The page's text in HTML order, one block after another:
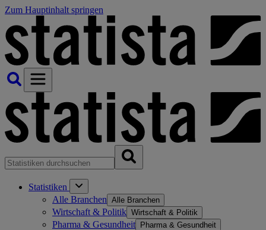
Zum Hauptinhalt springen
Statistiken
Alle Branchen Alle Branchen
Wirtschaft & Politik Wirtschaft & Politik
Pharma & Gesundheit Pharma & Gesundheit